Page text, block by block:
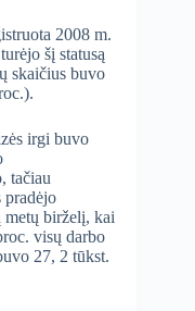
2008 m.
šį statusą
skaičius buvo
irgi buvo
tačiau
pradėjo
metų birželį, kai
visų darbo
27, 2 tūkst.